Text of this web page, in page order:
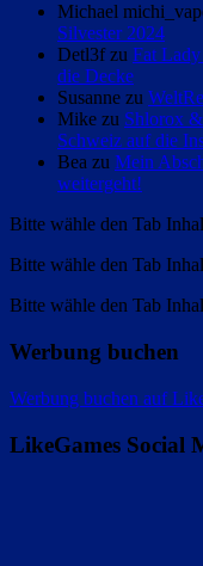
Michael
Silvester 2024
Detl3f zu Fat
die Decke
Susanne zu
Mike zu Shlorox
Schweiz auf die
Bea zu Mein
weitergeht!
Bitte wähle den Tab
Bitte wähle den Tab
Bitte wähle den Tab
Werbung buchen
Werbung buchen auf
LikeGames Social